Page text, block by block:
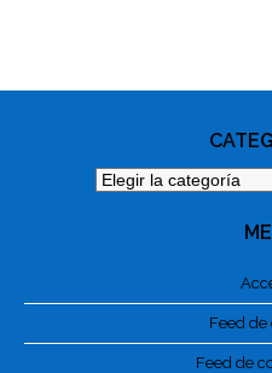
NAVIGATION
Categorías
Feed de
Feed de